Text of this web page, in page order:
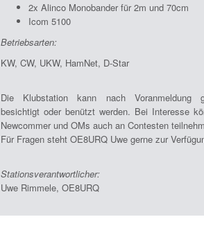
2x Alinco Monobander für 2m und 70cm
Icom 5100
Betriebsarten:
KW, CW, UKW, HamNet, D-Star
Die Klubstation kann nach Voranmeldung
besichtigt oder benützt werden. Bei Interesse
Newcommer und OMs auch an Contesten
Für Fragen steht OE8URQ Uwe gerne zur
Stationsverantwortlicher:
Uwe Rimmele, OE8URQ